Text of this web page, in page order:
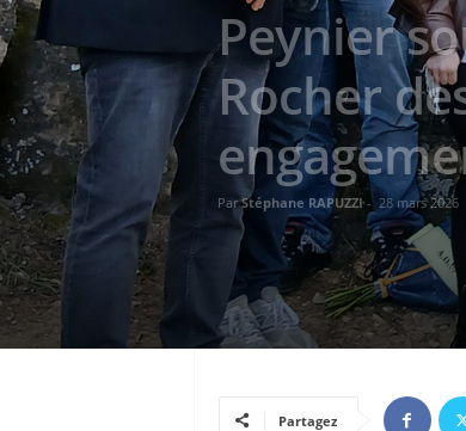
Peynier
Rocher
Par Stéphane RAPUZZI- 28 mars 2026
Partagez